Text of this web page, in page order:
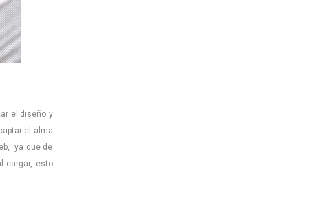
el diseño y
el alma
ya que de
cargar, esto